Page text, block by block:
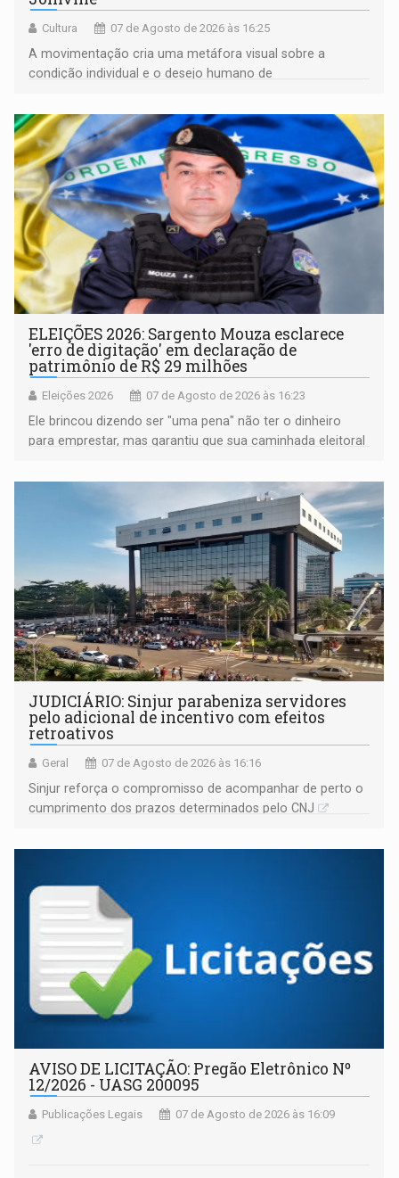
Cultura 07 de Agosto de 2026 às 16:25
A movimentação cria uma metáfora visual sobre a
condição individual e o desejo humano de
ELEIÇÕES 2026: Sargento Mouza esclarece
'erro de digitação' em declaração de
patrimônio de R$ 29 milhões
Eleições 2026 07 de Agosto de 2026 às 16:23
Ele brincou dizendo ser "uma pena" não ter o dinheiro
para emprestar, mas garantiu que sua caminhada eleitoral
JUDICIÁRIO: Sinjur parabeniza servidores
pelo adicional de incentivo com efeitos
retroativos
Geral 07 de Agosto de 2026 às 16:16
Sinjur reforça o compromisso de acompanhar de perto o
cumprimento dos prazos determinados pelo CNJ
AVISO DE LICITAÇÃO: Pregão Eletrônico Nº
12/2026 - UASG 200095
Publicações Legais 07 de Agosto de 2026 às 16:09